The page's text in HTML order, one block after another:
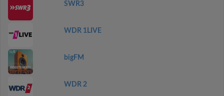
SWR3
WDR 1LIVE
bigFM
WDR 2